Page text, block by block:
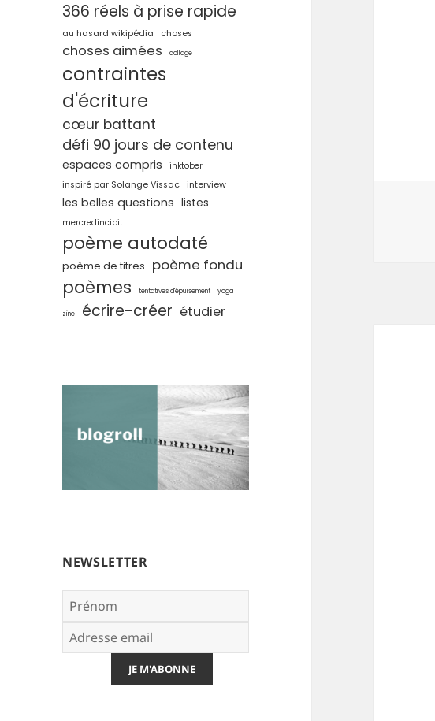
366 réels à prise rapide
au hasard wikipédia choses
choses aimées collage
contraintes
d'écriture
cœur battant
défi 90 jours de contenu
espaces compris
inktober
inspiré par Solange Vissac
interview
les belles questions listes
mercredincipit
poème autodaté
poème de titres poème fondu
poèmes tentatives d'épuisement yoga
zine écrire-créer étudier
NEWSLETTER